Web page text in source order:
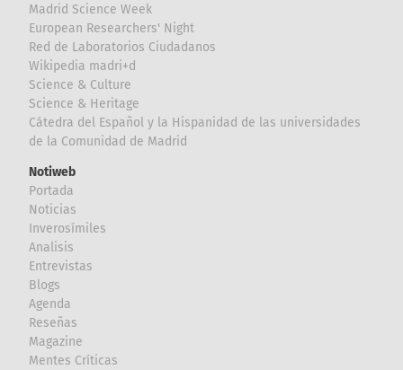
Madrid Science Week
European Researchers' Night
Red de Laboratorios Ciudadanos
Wikipedia madri+d
Science & Culture
Science & Heritage
Cátedra del Español y la Hispanidad de las universidades
de la Comunidad de Madrid
Notiweb
Portada
Noticias
Inverosímiles
Analisis
Entrevistas
Blogs
Agenda
Reseñas
Magazine
Mentes Críticas